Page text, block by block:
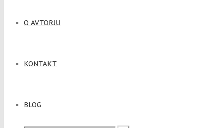
O AVTORJU
KONTAKT
BLOG